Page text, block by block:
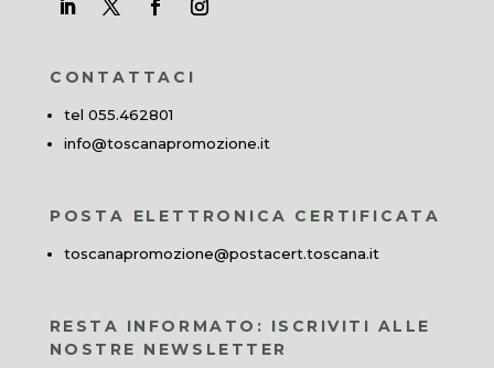
CONTATTACI
tel 055.462801
info@toscanapromozione.it
POSTA ELETTRONICA CERTIFICATA
toscanapromozione@postacert.toscana.it
RESTA INFORMATO: ISCRIVITI ALLE
NOSTRE NEWSLETTER